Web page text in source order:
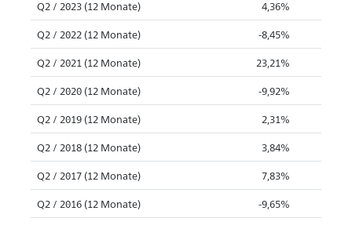
Q2 / 2023 (12 Monate) 4,36%
Q2 / 2022 (12 Monate) -8,45%
Q2 / 2021 (12 Monate) 23,21%
Q2 / 2020 (12 Monate) -9,92%
Q2 / 2019 (12 Monate) 2,31%
Q2 / 2018 (12 Monate) 3,84%
Q2 / 2017 (12 Monate) 7,83%
Q2 / 2016 (12 Monate) -9,65%